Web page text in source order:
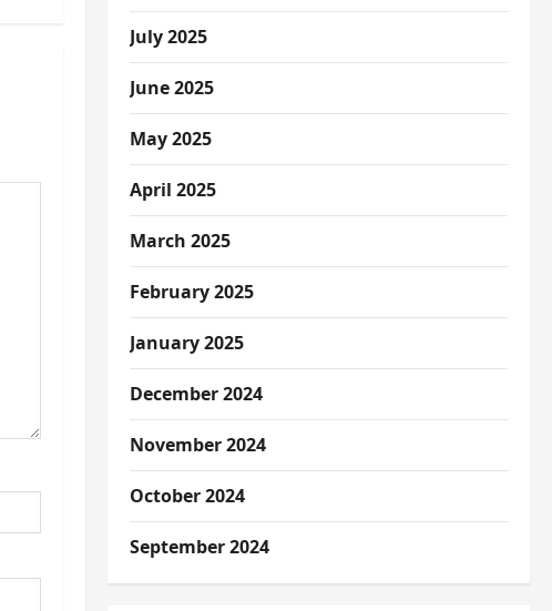
July 2025
June 2025
May 2025
April 2025
March 2025
February 2025
January 2025
December 2024
November 2024
October 2024
September 2024